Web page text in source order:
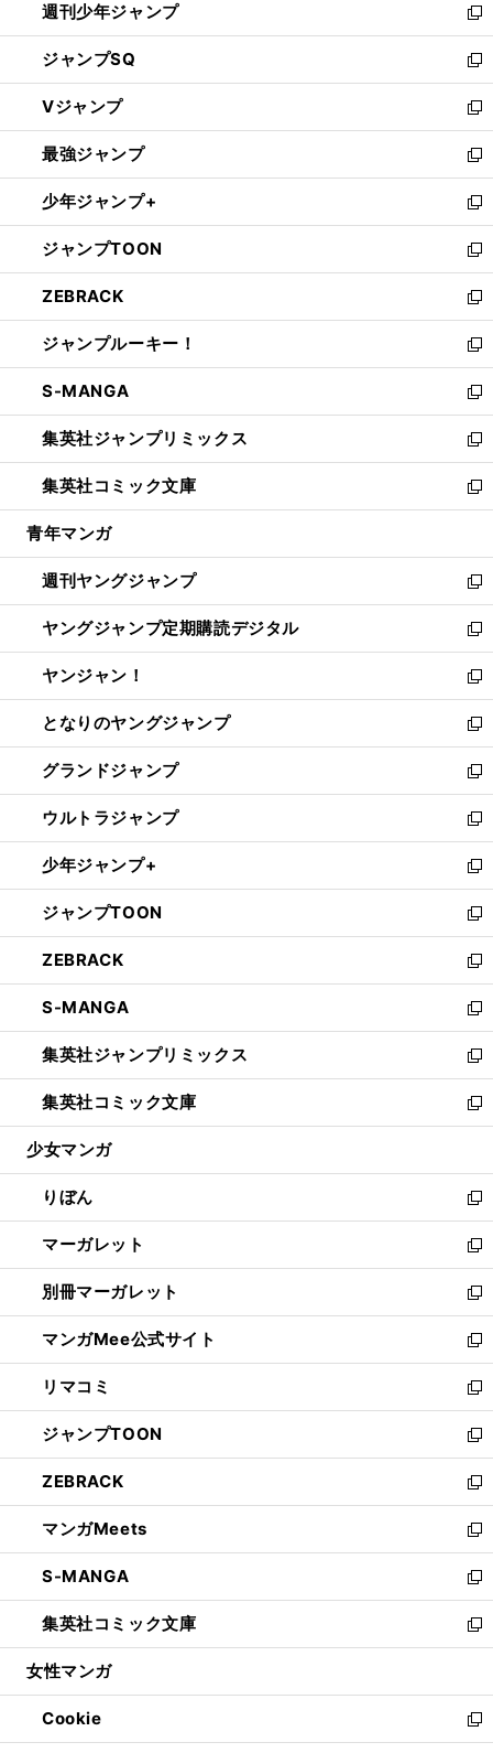
く
週刊少年ジャンプ
新
し
い
ウ
ィ
ン
ド
ウ
で
開
く
ジャンプSQ
新
し
い
ウ
ィ
ン
ド
ウ
で
開
く
Vジャンプ
新
し
い
ウ
ィ
ン
ド
ウ
で
開
く
最強ジャンプ
新
し
い
ウ
ィ
ン
ド
ウ
で
開
く
少年ジャンプ+
新
し
い
ウ
ィ
ン
ド
ウ
で
開
く
ジャンプTOON
新
し
い
ウ
ィ
ン
ド
ウ
で
開
く
ZEBRACK
新
し
い
ウ
ィ
ン
ド
ウ
で
開
ジャンプルーキー！
新
し
い
ウ
ィ
ン
ド
ウ
開
く
S-MANGA
新
し
い
ウ
ィ
ン
ウ
で
開
く
集英社ジャンプリミックス
新
し
い
ウ
ン
ド
ウ
で
開
く
集英社コミック文庫
新
し
ウ
ィ
ン
ド
ウ
で
開
く
青年マンガ
週刊ヤングジャンプ
新
し
い
ウ
ィ
ン
ド
ウ
で
開
く
ヤングジャンプ定期購読デジタル
新
し
い
ウ
ィ
ン
ド
ウ
で
開
く
ヤンジャン！
新
し
い
ウ
ィ
ン
ド
ウ
で
開
く
となりのヤングジャンプ
新
し
い
ウ
ィ
ン
ド
ウ
で
開
く
グランドジャンプ
新
し
い
ウ
ィ
ン
ド
ウ
で
開
く
ウルトラジャンプ
新
し
い
ウ
ィ
ン
ド
ウ
で
開
く
少年ジャンプ+
新
し
い
ウ
ィ
ン
ド
ウ
で
開
く
ジャンプTOON
新
し
い
ウ
ィ
ン
ド
ウ
で
開
ZEBRACK
新
し
い
ウ
ィ
ン
ド
ウ
開
く
S-MANGA
新
し
い
ウ
ィ
ン
ウ
で
開
く
集英社ジャンプリミックス
新
し
い
ウ
ン
ド
ウ
で
開
く
集英社コミック文庫
新
し
ウ
ィ
ン
ド
ウ
で
開
く
少女マンガ
りぼん
新
し
い
ウ
ィ
ン
ド
ウ
で
開
く
マーガレット
新
し
い
ウ
ィ
ン
ド
ウ
で
開
く
別冊マーガレット
新
し
い
ウ
ィ
ン
ド
ウ
で
開
く
マンガMee公式サイト
新
し
い
ウ
ィ
ン
ド
ウ
で
開
く
リマコミ
新
し
い
ウ
ィ
ン
ド
ウ
で
開
く
ジャンプTOON
新
し
い
ウ
ィ
ン
ド
ウ
で
開
ZEBRACK
新
し
い
ウ
ィ
ン
ド
ウ
開
く
マンガMeets
新
し
い
ウ
ィ
ン
ウ
で
開
S-MANGA
新
し
い
ウ
ン
ド
ウ
集英社コミック文庫
新
し
ウ
ィ
ン
女性マンガ
Cookie
新
し